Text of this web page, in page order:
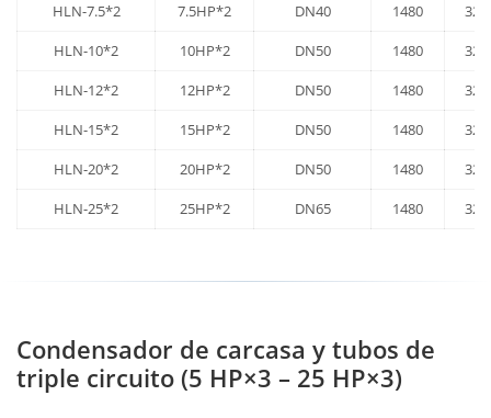
HLN-7.5*2
7.5HP*2 DN40 1480
320
HLN-10*2
10HP*2 DN50 1480
320
HLN-12*2
12HP*2 DN50 1480
320
HLN-15*2
15HP*2 DN50 1480
320
HLN-20*2
20HP*2 DN50 1480
320
HLN-25*2
25HP*2 DN65 1480 320
Condensador de carcasa y tubos de
triple circuito (5 HP×3 – 25 HP×3)